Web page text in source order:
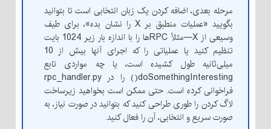
مرحله بعدی، اضافه کردن یک زبان انتخابی است تا بتوانید
بگویید «عملیات منطبق بر X را نشان بده»، برای طیف
وسیعی از X—مثلاً RPCها را با اندازه بار زیر 1024 بایت
تنظیم کنید یا عملیاتی را که اجرای آنها بیش از 10
میلی‌ثانیه طول کشیده است، یا چه مواردی تابع
doSomethingInteresting() را در rpc_handler.py
فراخوانی کرده است. حتی ممکن است بخواهید زیرساخت
لاگ کردن را طوری طراحی کنید که بتوانید در صورت نیاز، به
صورت سریع و انتخابی، آن را فعال کنید.